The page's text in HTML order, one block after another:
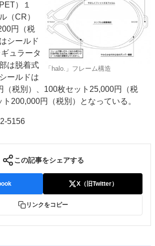
「halo.」フレーム構造
）１
（CR）
円（税
シールド
ュラータ
は脱着式
ールドは
（税別）、100枚セット25,000円（税
200,000円（税別）となっている。
5156
この記事をシェアする
X（旧Twitter）
リンクをコピー